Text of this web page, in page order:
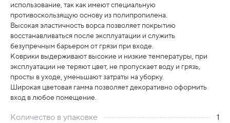
использование, так как имеют специальную
противоскользящую основу из полипропилена.
Высокая эластичность ворса позволяет покрытию
восстанавливаться после эксплуатации и служить
безупречным барьером от грязи при входе.
Коврики выдерживают высокие и низкие температуры, при
эксплуатации не теряют цвет, не пропускает воду и грязь,
просты в уходе, уменьшают затраты на уборку.
Широкая цветовая гамма позволяет декоративно оформить
вход в любое помещение.
Количество в упаковке
1